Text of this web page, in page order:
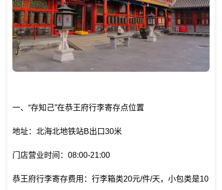
一、“存知己”在恭王府行李寄存点位置
地址：北海北地铁站B出口30米
门店营业时间：08:00-21:00
恭王府行李寄存费用：行李箱类20元/件/天，小包类是10